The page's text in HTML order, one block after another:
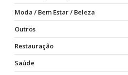
Moda / Bem Estar / Beleza
Outros
Restauração
Saúde